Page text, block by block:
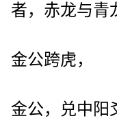
者，赤龙与青
金公跨虎，
金公，兑中阳